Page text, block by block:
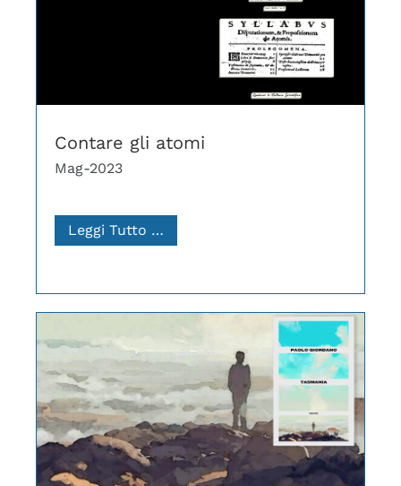
Contare gli atomi
Mag-2023
Leggi Tutto …